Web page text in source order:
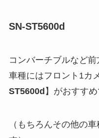
SN-ST5600d
コンバーチブルなど
車種にはフロント1カ
ST5600d 】がおすすめ
（もちろんその他の